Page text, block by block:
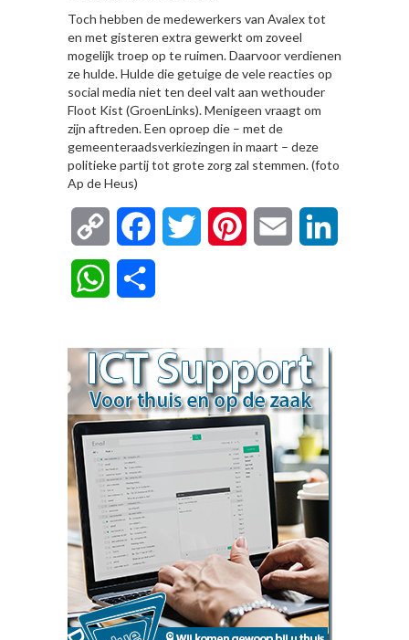
Toch hebben de medewerkers van Avalex tot
en met gisteren extra gewerkt om zoveel
mogelijk troep op te ruimen. Daarvoor verdienen
ze hulde. Hulde die getuige de vele reacties op
social media niet ten deel valt aan wethouder
Floot Kist (GroenLinks). Menigeen vraagt om
zijn aftreden. Een oproep die – met de
gemeenteraadsverkiezingen in maart – deze
politieke partij tot grote zorg zal stemmen. (foto
Ap de Heus)
Copy
Link
FacebookTwitter Pinterest Email
WhatsApp